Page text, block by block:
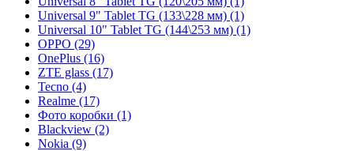
Universal 9" Tablet TG (133\228 мм) (1)
Universal 10" Tablet TG (144\253 мм) (1)
OPPO (29)
OnePlus (16)
ZTE glass (17)
Tecno (4)
Realme (17)
Фото коробки (1)
Blackview (2)
Nokia (9)